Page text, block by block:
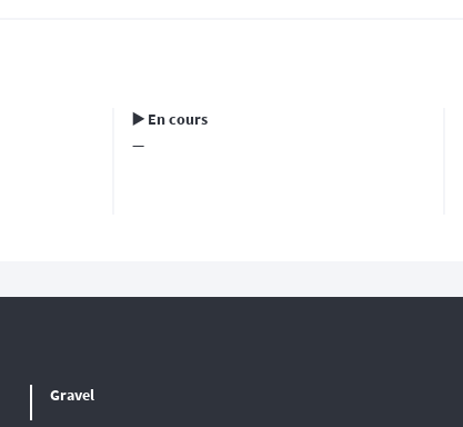
▶️ En cours
—
Gravel